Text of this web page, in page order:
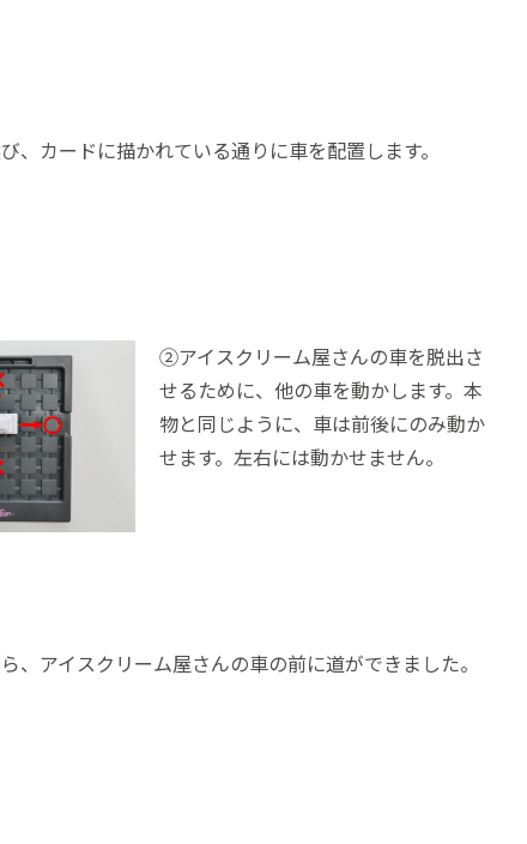
、カードに描かれている通りに車を配置します。
②アイスクリーム屋さんの車を脱出さ
せるために、他の車を動かします。本
物と同じように、車は前後にのみ動か
せます。左右には動かせません。
、アイスクリーム屋さんの車の前に道ができました。